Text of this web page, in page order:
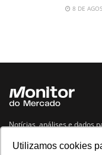
Utilizamos cookies
8 DE
Notícias, análises e dados
Navegue no site